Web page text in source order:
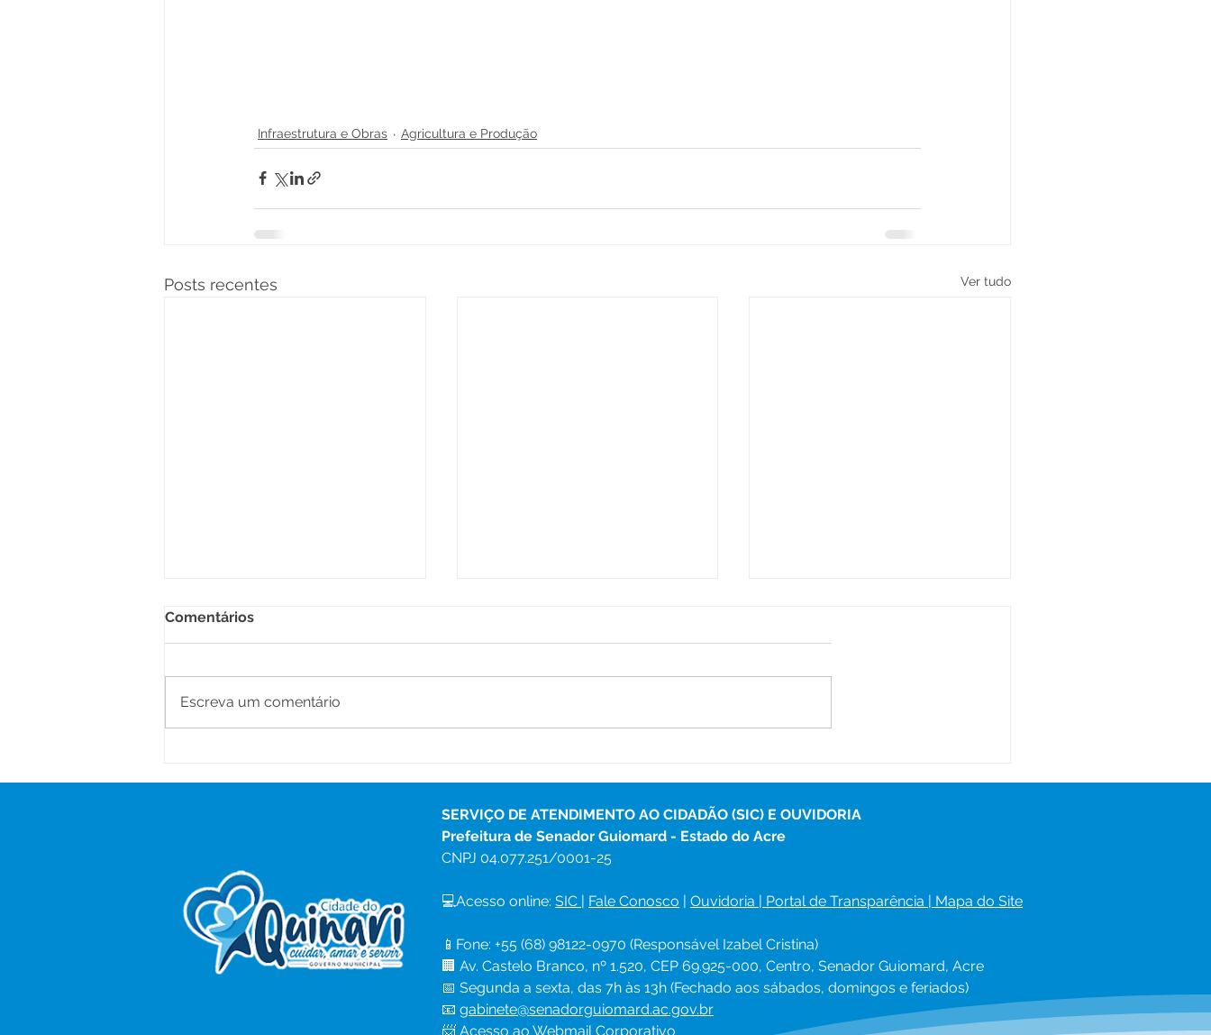
Infraestrutura e Obras Agricultura e Produção
Posts recentes Ver tudo
Garante Mais Mobilidade
na Cidade
Senador Guiomard
Comentários
Escreva um comentário
SERVIÇO DE ATENDIMENTO AO CIDADÃO (SIC) E OUVIDORIA
Prefeitura de Senador Guiomard - Estado do Acre
CNPJ 04.077.251/0001-25
💻Acesso online: SIC Fale Conosco Ouvidoria Portal de Transparência Mapa do Site
📱Fone: +55 (68) 98122-0970 (Responsável Izabel Cristina)
🏢 Av. Castelo Branco, nº 1.520, CEP 69.925-000, Centro, Senador Guiomard, Acre
📅 Segunda a sexta, das 7h às 13h (Fechado aos sábados, domingos e feriados)
📧 gabinete@senadorguiomard.ac.gov.br
📨 Acesso ao Webmail Corporativo